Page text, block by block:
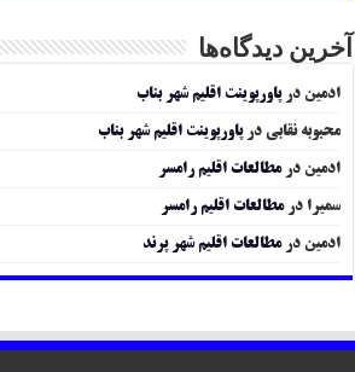
آخرین دیدگاه‌ها
ادمین درپاورپوینت اقلیم شهر بناب
محبوبه نقابی درپاورپوینت اقلیم شهر بناب
ادمین درمطالعات اقلیم رامسر
سمیرا درمطالعات اقلیم رامسر
ادمین درمطالعات اقلیم شهر پرند